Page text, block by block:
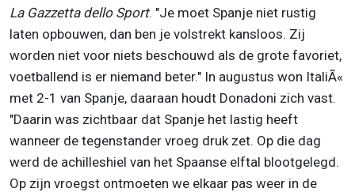
La Gazzetta dello Sport. "Je moet Spanje niet rustig
laten opbouwen, dan ben je volstrekt kansloos. Zij
worden niet voor niets beschouwd als de grote favoriet,
voetballend is er niemand beter." In augustus won ItaliÃ«
met 2-1 van Spanje, daaraan houdt Donadoni zich vast.
"Daarin was zichtbaar dat Spanje het lastig heeft
wanneer de tegenstander vroeg druk zet. Op die dag
werd de achilleshiel van het Spaanse elftal blootgelegd.
Op zijn vroegst ontmoeten we elkaar pas weer in de